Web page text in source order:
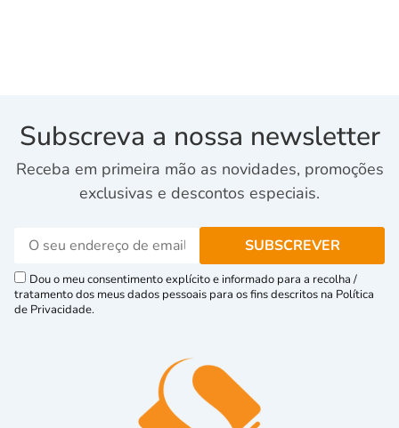
Subscreva a nossa newsletter
Receba em primeira mão as novidades, promoções
exclusivas e descontos especiais.
Dou o meu consentimento explícito e informado para a recolha /
tratamento dos meus dados pessoais para os fins descritos na Política
de Privacidade.